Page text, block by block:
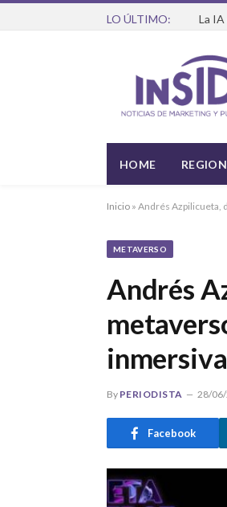
LO ÚLTIMO:
HOME
Inicio » Andrés Azpilicueta,
METAVERSO
Andrés
By PERIODISTA 28/
Facebook